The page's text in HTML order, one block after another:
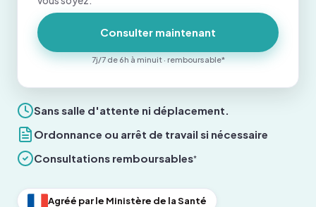
Sans salle d'attente ni déplacement.
Ordonnance ou arrêt de travail si nécessaire
Consultations remboursables*
Agréé par le Ministère de la Santé
Consulter maintenant
7j/7 de 6h à minuit · remboursable*